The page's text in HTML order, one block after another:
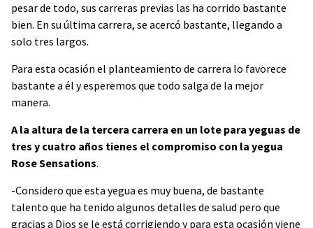
pesar de todo, sus carreras previas las ha corrido bastante
bien. En su última carrera, se acercó bastante, llegando a
solo tres largos.
Para esta ocasión el planteamiento de carrera lo favorece
bastante a él y esperemos que todo salga de la mejor
manera.
A la altura de la tercera carrera en un lote para yeguas de
tres y cuatro años tienes el compromiso con la yegua
Rose Sensations.
-Considero que esta yegua es muy buena, de bastante
talento que ha tenido algunos detalles de salud pero que
gracias a Dios se le está corrigiendo y para esta ocasión viene